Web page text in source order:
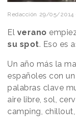
Redacción 29/05/2014
El verano
su spot. Eso es
Un año más la
españoles con
palabras clave
aire libre, sol,
camping,